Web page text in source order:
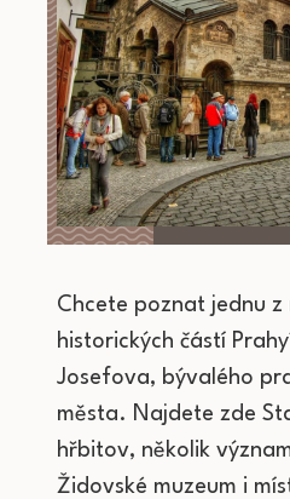
Chcete poznat jednu z
historických částí
Josefova, bývalého
města. Najdete zde
hřbitov, několik
Židovské muzeum i